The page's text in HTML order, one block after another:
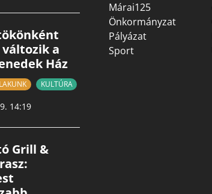
a
Ház
KULTÚRA
14:19
Grill &
Márai125
Önkormányzat
Pályázat
Sport